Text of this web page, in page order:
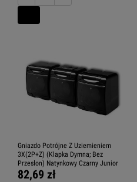
Gniazdo Potrójne Z Uziemieniem
3X(2P+Z) (Klapka Dymna; Bez
Przesłon) Natynkowy Czarny Junior
82,69 zł